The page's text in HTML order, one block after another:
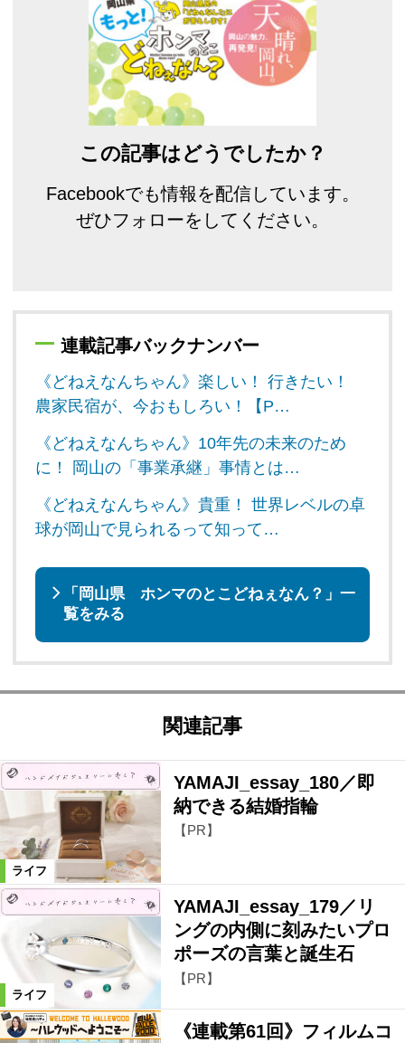
この記事はどうでしたか？
Facebookでも情報を配信しています。
ぜひフォローをしてください。
連載記事バックナンバー
《どねえなんちゃん》楽しい！ 行きたい！
農家民宿が、今おもしろい！【P…
《どねえなんちゃん》10年先の未来のため
に！ 岡山の「事業承継」事情とは…
《どねえなんちゃん》貴重！ 世界レベルの卓
球が岡山で見られるって知って…
「岡山県 ホンマのとこどねぇなん？」一
覧をみる
関連記事
ライフ
YAMAJI_essay_180／即
納できる結婚指輪
【PR】
ライフ
YAMAJI_essay_179／リ
ングの内側に刻みたいプロ
ポーズの言葉と誕生石
【PR】
《連載第61回》フィルムコ